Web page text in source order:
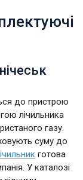
до пристрою
лічильника
газу.
суму до
готова
У каталозі